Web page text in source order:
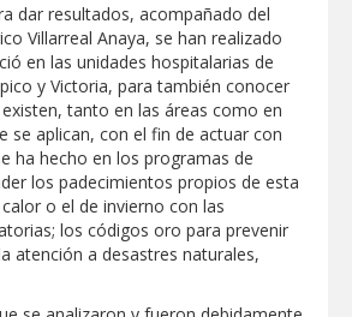
dar resultados, acompañado del
Villarreal Anaya, se han realizado
en las unidades hospitalarias de
y Victoria, para también conocer
tanto en las áreas como en
se aplican, con el fin de actuar con
ha hecho en los programas de
los padecimientos propios de esta
o el de invierno con las
los códigos oro para prevenir
atención a desastres naturales,